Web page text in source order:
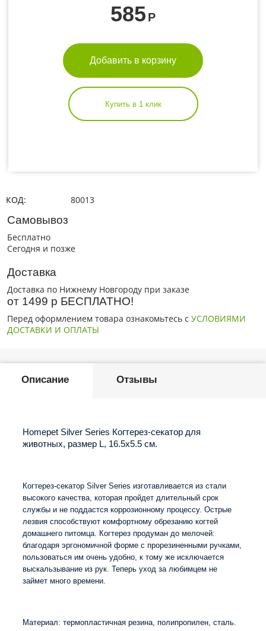
585 Р
Добавить в корзину
Купить в 1 клик
КОД: 80013
Самовывоз
Бесплатно
Сегодня и позже
Доставка
Доставка по Нижнему Новгороду при заказе
от 1499 р БЕСПЛАТНО!
Перед оформлением товара ознакомьтесь с УСЛОВИЯМИ
ДОСТАВКИ И ОПЛАТЫ
Описание Отзывы
Homepet Silver Series Когтерез-секатор для
животных, размер L, 16.5х5.5 см.
Когтерез-секатор Silver Series изготавливается из стали
высокого качества, которая пройдет длительный срок
службы и не поддастся коррозионному процессу. Острые
лезвия способствуют комфортному обрезанию когтей
домашнего питомца. Когтерез продуман до мелочей:
благодаря эргономичной форме с прорезиненными ручками,
пользоваться им очень удобно, к тому же исключается
выскальзывание из рук. Теперь уход за любимцем не
займет много времени.
Материал: термопластичная резина, полипропилен, сталь.